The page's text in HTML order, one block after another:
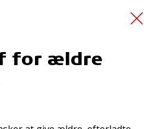
med kol-
2025
for ældre